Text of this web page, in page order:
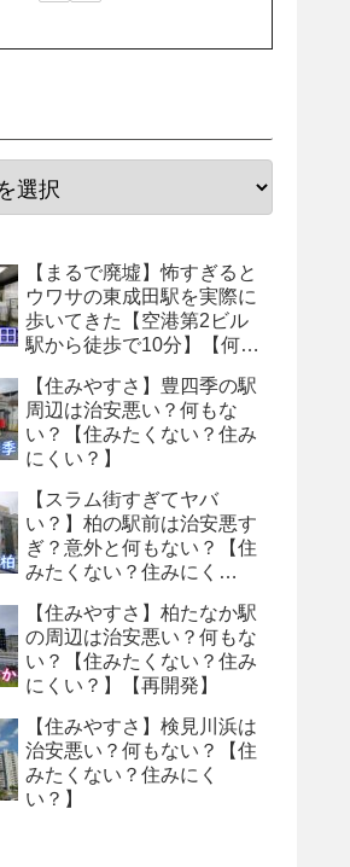
【まるで廃墟】怖すぎると
ウワサの東成田駅を実際に
歩いてきた【空港第2ビル
駅から徒歩で10分】【何も
出口】
【住みやすさ】豊四季の駅
周辺は治安悪い？何もな
い？【住みたくない？住み
にくい？】
【スラム街すぎてヤバ
い？】柏の駅前は治安悪す
ぎ？意外と何もない？【住
みたくない？住みにく
【住みやすさ】柏たなか駅
の周辺は治安悪い？何もな
い？【住みたくない？住み
にくい？】【再開発】
【住みやすさ】検見川浜は
治安悪い？何もない？【住
みたくない？住みにく
い？】